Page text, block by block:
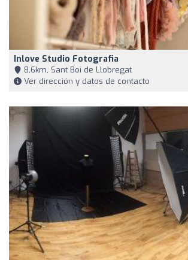
Inlove Studio Fotografia
8,6km, Sant Boi de Llobregat
Ver dirección y datos de contacto